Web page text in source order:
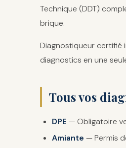
Technique (DDT)
brique.
Diagnostiqueur certifié
diagnostics en une
Tous vos
DPE — Obligatoire
Amiante — Permis